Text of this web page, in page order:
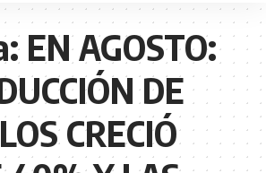
EN AGOSTO:
DE
CRECIÓ